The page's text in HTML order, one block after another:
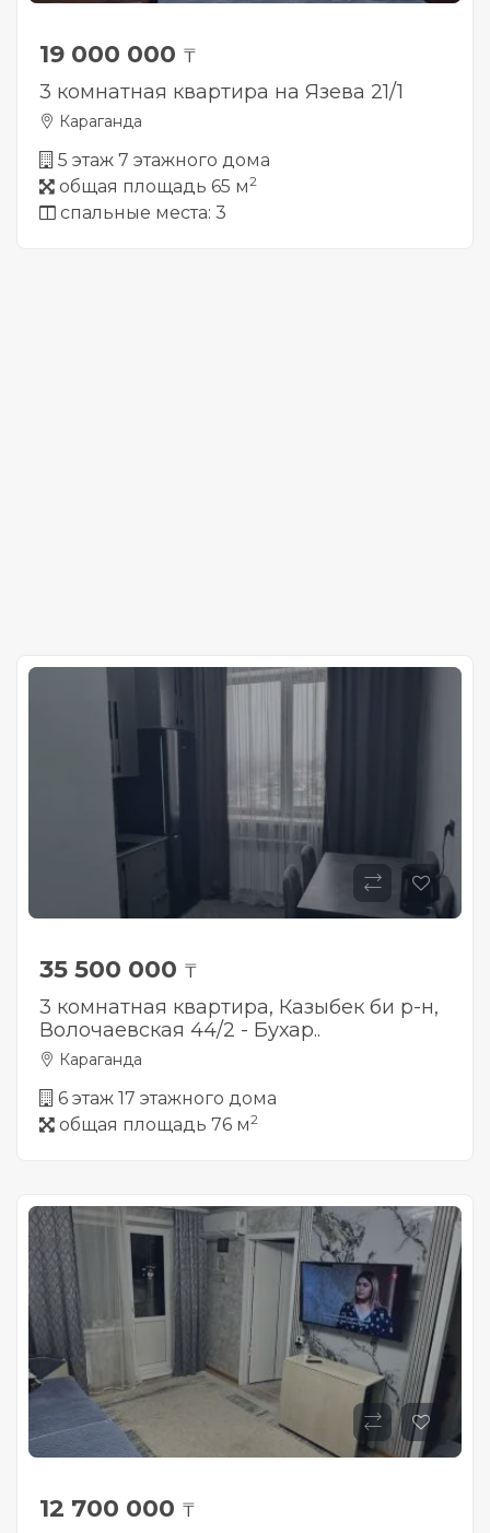
19 000 000 ₸
3 комнатная квартира на Язева 21/1
Караганда
5 этаж 7 этажного дома
общая площадь 65 м2
спальные места: 3
35 500 000 ₸
3 комнатная квартира, Казыбек би р-н,
Волочаевская 44/2 - Бухар..
Караганда
6 этаж 17 этажного дома
общая площадь 76 м2
12 700 000 ₸